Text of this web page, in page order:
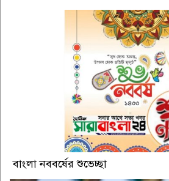
বাংলা নববর্ষের শুভেচ্ছা